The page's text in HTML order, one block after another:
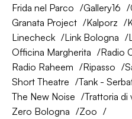
Frida nel Parco
Gallery16
Granata Project
Kalporz
Linecheck
Link Bologna
Officina Margherita
Radio
Radio Raheem
Ripasso
Short Theatre
Tank -
The New Noise
Trattoria di
Zero Bologna
Zoo